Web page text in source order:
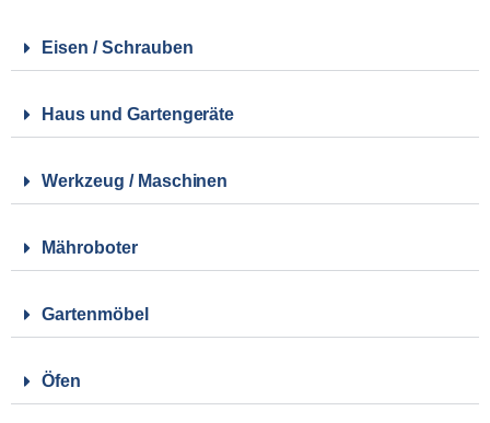
Eisen / Schrauben
Haus und Gartengeräte
Werkzeug / Maschinen
Mähroboter
Gartenmöbel
Öfen